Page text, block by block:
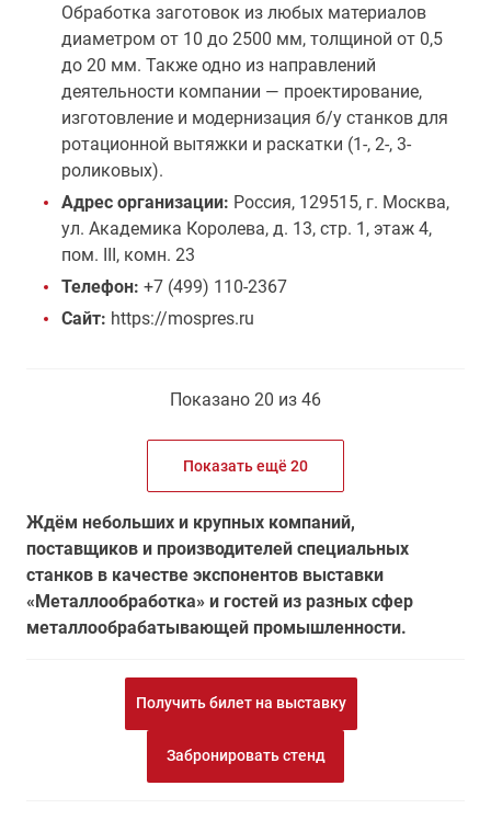
Обработка заготовок из любых материалов
диаметром от 10 до 2500 мм, толщиной от 0,5
до 20 мм. Также одно из направлений
деятельности компании — проектирование,
изготовление и модернизация б/у станков для
ротационной вытяжки и раскатки (1-, 2-, 3-
роликовых).
Адрес организации: Россия, 129515, г. Москва,
ул. Академика Королева, д. 13, стр. 1, этаж 4,
пом. III, комн. 23
Телефон: +7 (499) 110-2367
Сайт: https://mospres.ru
Показано 20 из 46
Показать ещё 20
Ждём небольших и крупных компаний,
поставщиков и производителей специальных
станков в качестве экспонентов выставки
«Металлообработка» и гостей из разных сфер
металлообрабатывающей промышленности.
Получить билет на выставку
Забронировать стенд